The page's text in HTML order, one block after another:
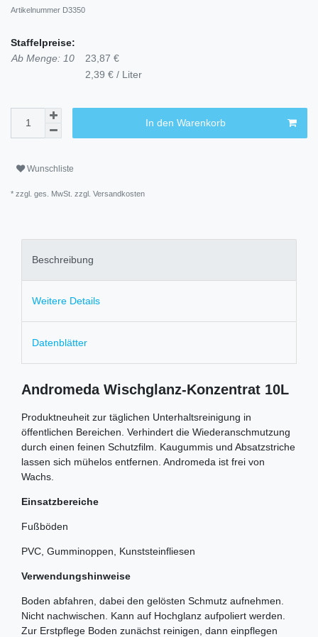
Artikelnummer D3350
Staffelpreise:
Ab Menge: 10
23,87 €
2,39 € / Liter
In den Warenkorb
Wunschliste
* zzgl. ges. MwSt. zzgl. Versandkosten
Beschreibung
Weitere Details
Datenblätter
Andromeda Wischglanz-Konzentrat 10L
Produktneuheit zur täglichen Unterhaltsreinigung in
öffentlichen Bereichen. Verhindert die Wiederanschmutzung
durch einen feinen Schutzfilm. Kaugummis und Absatzstriche
lassen sich mühelos entfernen. Andromeda ist frei von
Wachs.
Einsatzbereiche
Fußböden
PVC, Gumminoppen, Kunststeinfliesen
Verwendungshinweise
Boden abfahren, dabei den gelösten Schmutz aufnehmen.
Nicht nachwischen. Kann auf Hochglanz aufpoliert werden.
Zur Erstpflege Boden zunächst reinigen, dann einpflegen